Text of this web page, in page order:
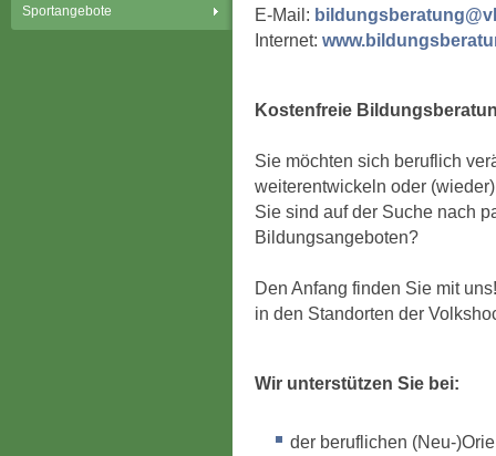
Sportangebote
E-Mail:
Internet:
Kostenfreie
Sie möchten sich beruflich
weiterentwickeln oder
Sie sind auf der Suche nach
Bildungsangeboten?
Den Anfang finden Sie mit
in den Standorten der
Wir unterstützen Sie bei:
der beruflichen (Neu-